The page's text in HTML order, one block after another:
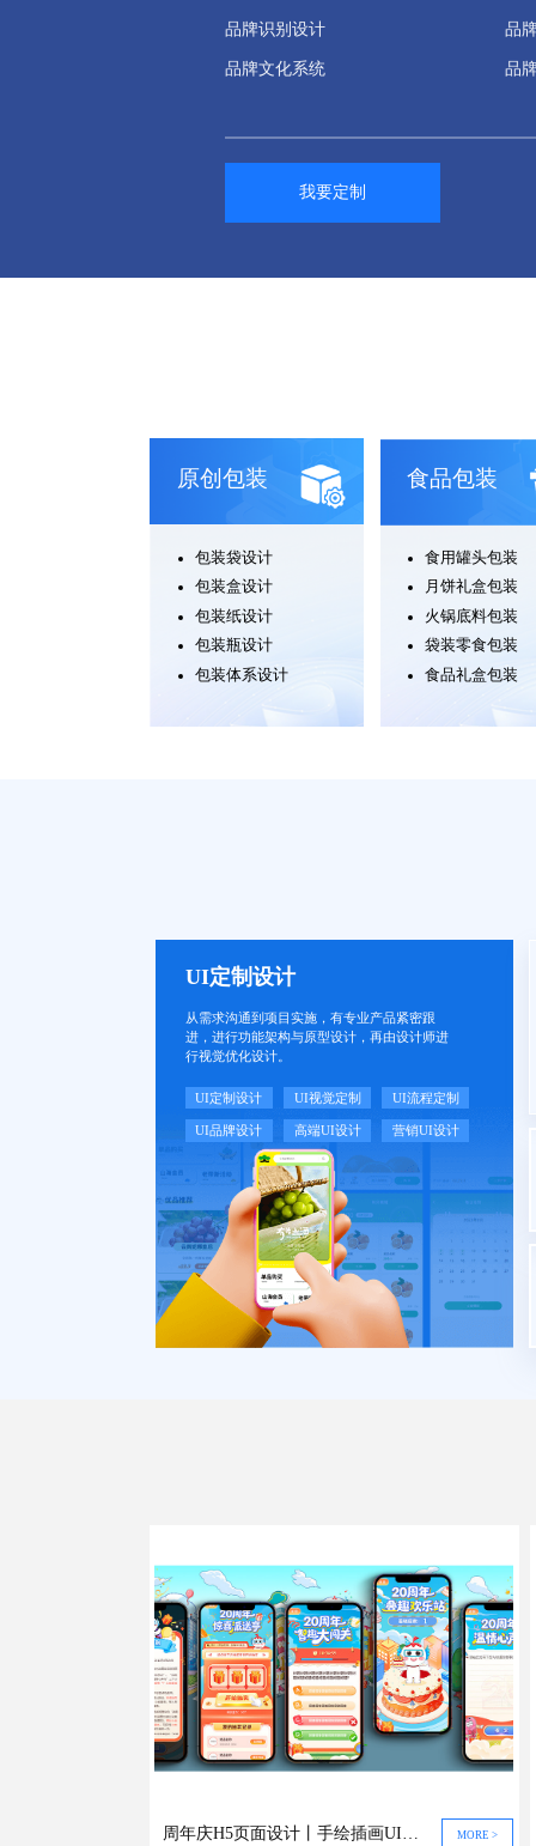
品牌识别设计 品
品牌文化系统 品
我要定制
原创包装
包装袋设计
包装盒设计
包装纸设计
包装瓶设计
包装体系设计
食品包装
食用罐头包装
月饼礼盒包装
火锅底料包装
袋装零食包装
食品礼盒包装
UI定制设计
从需求沟通到项目实施，有专业产品紧密跟
进，进行功能架构与原型设计，再由设计师进
行视觉优化设计。
UI定制设计 UI视觉定制 UI流程定制
UI品牌设计 高端UI设计 营销UI设计
MORE >